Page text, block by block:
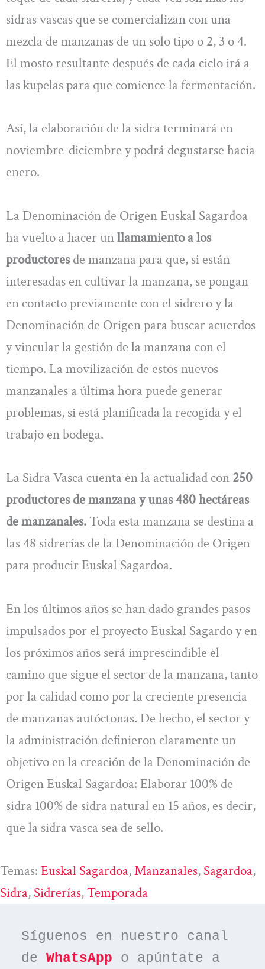
sidras vascas que se comercializan con una
mezcla de manzanas de un solo tipo o 2, 3 o 4.
El mosto resultante después de cada ciclo irá a
las kupelas para que comience la fermentación.
Así, la elaboración de la sidra terminará en
noviembre-diciembre y podrá degustarse hacia
enero.
La Denominación de Origen Euskal Sagardoa
ha vuelto a hacer unllamamiento a los
productoresde manzana para que, si están
interesadas en cultivar la manzana, se pongan
en contacto previamente con el sidrero y la
Denominación de Origen para buscar acuerdos
y vincular la gestión de la manzana con el
tiempo. La movilización de estos nuevos
manzanales a última hora puede generar
problemas, si está planificada la recogida y el
trabajo en bodega.
La Sidra Vasca cuenta en la actualidad con 250
productores de manzana y unas 480 hectáreas
de manzanales.Toda esta manzana se destina a
las 48 sidrerías de la Denominación de Origen
para producir Euskal Sagardoa.
En los últimos años se han dado grandes pasos
impulsados por el proyecto Euskal Sagardo y en
los próximos años será imprescindible el
camino que sigue el sector de la manzana, tanto
por la calidad como por la creciente presencia
de manzanas autóctonas. De hecho, el sector y
la administración definieron claramente un
objetivo en la creación de la Denominación de
Origen Euskal Sagardoa: Elaborar 100% de
sidra 100% de sidra natural en 15 años, es decir,
que la sidra vasca sea de sello.
Temas: Euskal Sagardoa, Manzanales, Sagardoa
Sidra, Sidrerías, Temporada
Síguenos en nuestro canal
de WhatsApp o apúntate a